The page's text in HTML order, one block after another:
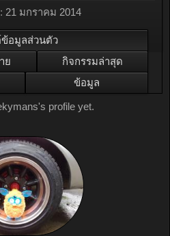
21 มกราคม 2014
อมูลส่วนตัว
ย
กิจกรรมล่าสุด
ข้อมูล
profile yet.